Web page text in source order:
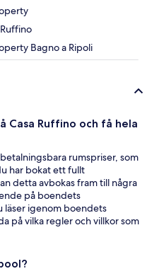
Bagno a Ripoli
Casa Ruffino och få hela
rumspriser, som
har bokat ett fullt
detta avbokas fram till några
på boendets
läser igenom boendets
på vilka regler och villkor som